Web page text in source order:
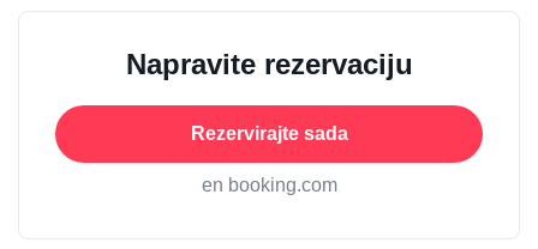
Napravite rezervaciju
Rezervirajte sada
en booking.com